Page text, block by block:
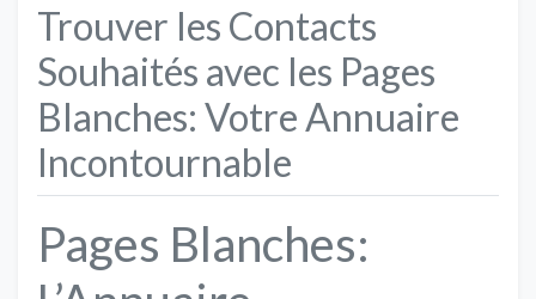
Trouver les Contacts
Souhaités avec les Pages
Blanches: Votre Annuaire
Incontournable
Pages Blanches: